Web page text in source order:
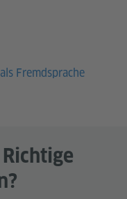
Fremdsprache